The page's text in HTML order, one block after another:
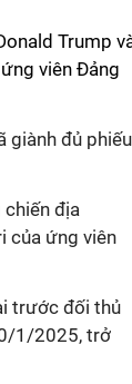
Trump
viên Đảng
giành đủ phiếu
chiến địa
của ứng viên
trước đối thủ
1/2025, trở